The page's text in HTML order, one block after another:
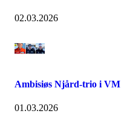
02.03.2026
Ambisiøs Njård-trio i VM
01.03.2026